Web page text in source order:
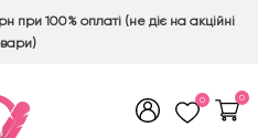
при 100% оплаті (не діє на акційні
0 0